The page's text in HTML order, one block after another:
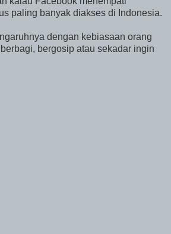
paling banyak diakses di Indonesia.
dengan kebiasaan orang
bergosip atau sekadar ingin